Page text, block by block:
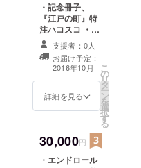
・記念冊子、
『江戸の町』特
注ハコスコ ・
『江戸の町VR』
ソフト(PCダウ
ンロード版） ・
お礼メール、
CAMPFIREメッ
セージでの開発
支援者：0人
お届け予定：
2016年10月
詳細を見る
こ
の
リ
タ
ー
ン
を
選
択
す
る
30,000円
・エンドロール